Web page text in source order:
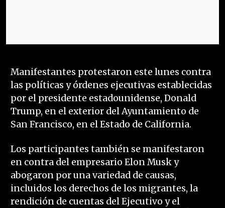
Manifestantes protestaron este lunes contra
las políticas y órdenes ejecutivas establecidas
por el presidente estadounidense, Donald
Trump, en el exterior del Ayuntamiento de
San Francisco, en el Estado de California.
Los participantes también se manifestaron
en contra del empresario Elon Musk y
abogaron por una variedad de causas,
incluidos los derechos de los migrantes, la
rendición de cuentas del Ejecutivo y el